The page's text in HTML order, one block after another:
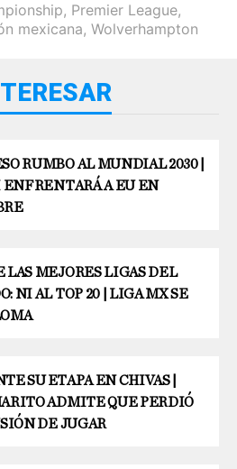
, Premier League,
mexicana, Wolverhampton
RUMBO AL MUNDIAL 2030 |
ENFRENTARÁ A EU EN
LAS MEJORES LIGAS DEL
NI AL TOP 20 | LIGA MX SE
SU ETAPA EN CHIVAS |
ADMITE QUE PERDIÓ
DE JUGAR